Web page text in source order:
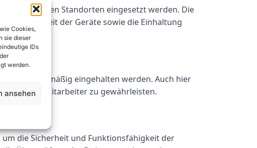
Cookies,
sie dieser
IDs
werden.
ansehen
Standorten eingesetzt werden. Die
der Geräte sowie die Einhaltung
regelmäßig eingehalten werden. Auch hier
der Mitarbeiter zu gewährleisten.
die Sicherheit und Funktionsfähigkeit der